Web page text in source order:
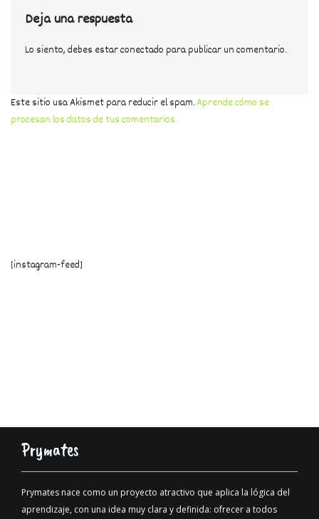
Deja una respuesta
Lo siento, debes estarconectado para publicar un comentario.
Este sitio usa Akismet para reducir el spam.Aprende cómo se
procesan los datos de tus comentarios.
[instagram-feed]
Prymates
Prymates nace como un proyecto atractivo que aplica la lógica del
aprendizaje, con una idea muy clara y definida: ofrecer a todos